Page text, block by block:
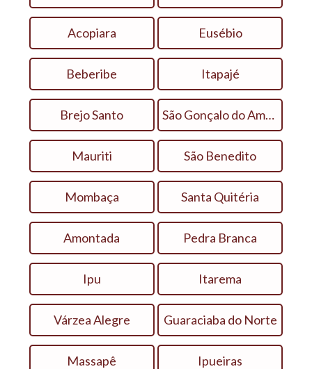
Acopiara Eusébio
Beberibe Itapajé
Brejo Santo São Gonçalo do Amarante
Mauriti São Benedito
Mombaça Santa Quitéria
Amontada Pedra Branca
Ipu Itarema
Várzea Alegre Guaraciaba do Norte
Massapê Ipueiras